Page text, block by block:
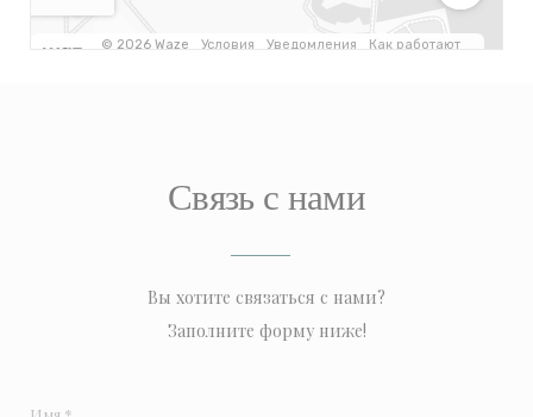
Связь с нами
Вы хотите связаться с нами?
Заполните форму ниже!